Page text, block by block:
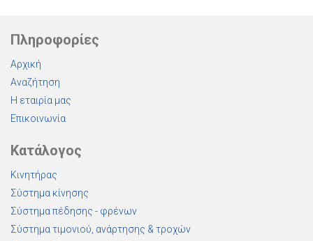
Πληροφορίες
Αρχική
Αναζήτηση
Η εταιρία μας
Επικοινωνία
Κατάλογος
Κινητήρας
Σύστημα κίνησης
Σύστημα πέδησης - φρένων
Σύστημα τιμονιού, ανάρτησης & τροχών